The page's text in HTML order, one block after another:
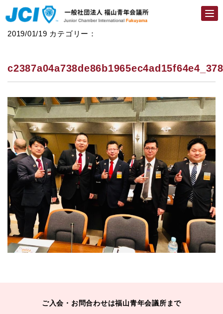
2019/01/19 カテゴリー：
ご入会・お問合わせは福山青年会議所まで